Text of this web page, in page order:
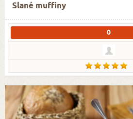
Slané muffiny
0